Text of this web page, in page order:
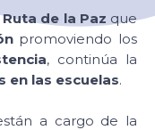
Ruta de la Paz que
promoviendo los
, continúa la
en las escuelas.
a cargo de la